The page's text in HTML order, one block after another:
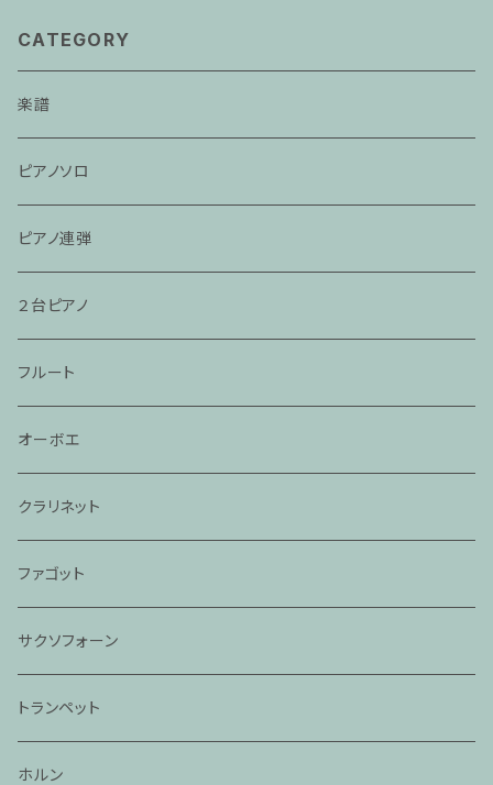
CATEGORY
楽譜
ピアノソロ
ピアノ連弾
２台ピアノ
フルート
オーボエ
クラリネット
ファゴット
サクソフォーン
トランペット
ホルン